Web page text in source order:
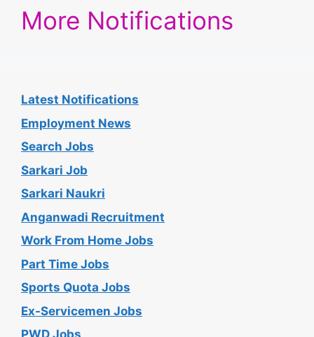
More Notifications
Latest Notifications
Employment News
Search Jobs
Sarkari Job
Sarkari Naukri
Anganwadi Recruitment
Work From Home Jobs
Part Time Jobs
Sports Quota Jobs
Ex-Servicemen Jobs